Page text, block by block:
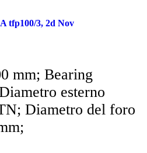
tfp100/3, 2d Nov
mm; Bearing
esterno
Diametro del foro